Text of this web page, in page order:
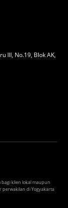
III, No.19, Blok AK,
klien lokal maupun
perwakilan di Yogyakarta